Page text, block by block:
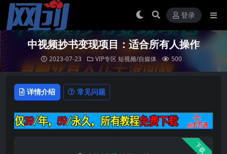
登录
中视频抄书变现项目：适合所有人操作
2023-07-23 VIP专区 短视频/自媒体 500
详情介绍 常见问题
下载